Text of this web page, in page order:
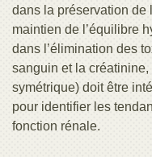
dans la préservation de
maintien de l’équilibre
dans l’élimination des
sanguin et la
symétrique) doit être
pour identifier les
fonction rénale.